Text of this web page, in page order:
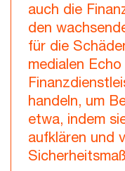
auch die
den
für die
medialen
handeln, um
etwa, indem
aufklären und